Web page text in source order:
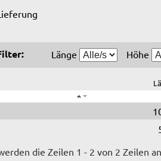
Länge Höhe
die Zeilen 1 - 2 von 2 Zeilen